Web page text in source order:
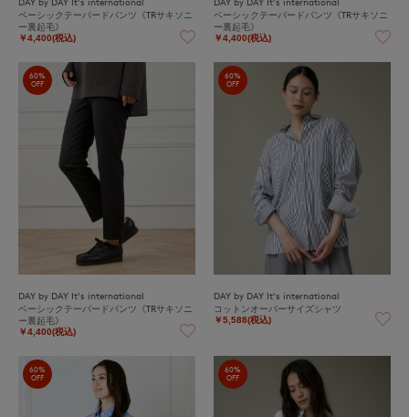
ベーシックテーパードパンツ《TRサキソニ
ー裏起毛》
￥4,400(税込)
ベーシックテーパードパンツ《TRサキソニ
ー裏起毛》
￥4,400(税込)
60%
OFF
DAY by DAY It's international
ベーシックテーパードパンツ《TRサキソニ
ー裏起毛》
￥4,400(税込)
60%
OFF
DAY by DAY It's international
コットンオーバーサイズシャツ
￥5,588(税込)
60%
OFF
60%
OFF